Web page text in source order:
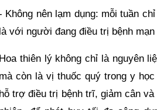
Không nên lạm dụng: mỗi tuần
với người đang điều trị bệnh mạn
thiên lý không chỉ là nguyên
còn là vị thuốc quý trong y
trợ điều trị bệnh trĩ, giảm cân